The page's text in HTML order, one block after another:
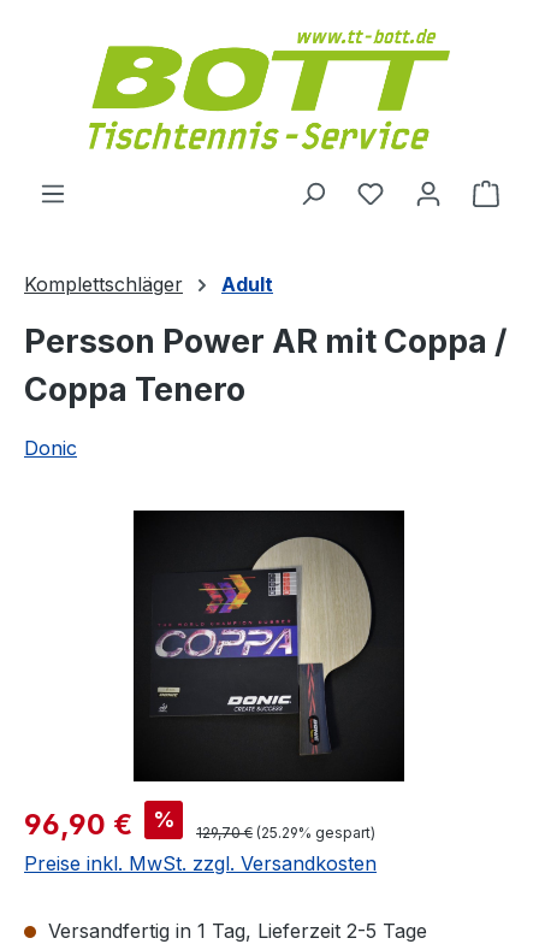
Du hast 0
Komplettschläger Adult
Persson Power AR mit Coppa /
Coppa Tenero
Donic
Verkaufspreis:
96,90 € % Regulärer Preis:
129,70 € (25.29% gespart)
Preise inkl. MwSt. zzgl. Versandkosten
Versandfertig in 1 Tag, Lieferzeit 2-5 Tage